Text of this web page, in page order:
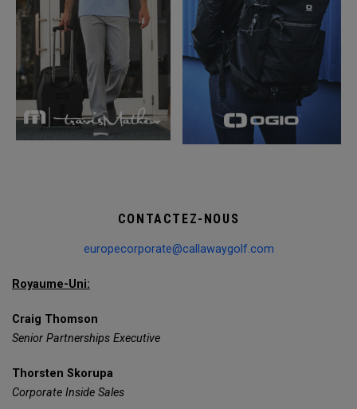
CONTACTEZ-NOUS
europecorporate@callawaygolf.com
Royaume-Uni:
Craig Thomson
Senior Partnerships Executive
Thorsten Skorupa
Corporate Inside Sales